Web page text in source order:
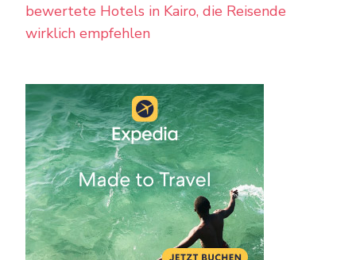
bewertete Hotels in Kairo, die Reisende
wirklich empfehlen